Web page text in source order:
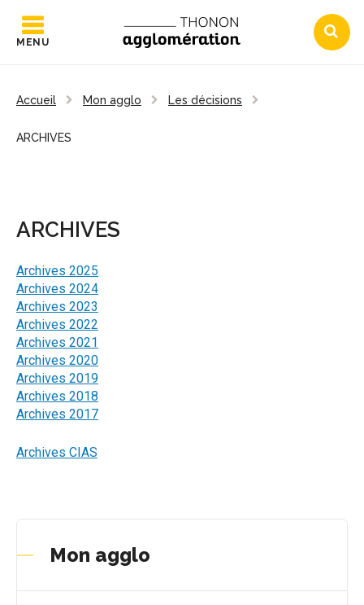
MENU
Accueil Mon agglo Les décisions
ARCHIVES
ARCHIVES
Archives 2025
Archives 2024
Archives 2023
Archives 2022
Archives 2021
Archives 2020
Archives 2019
Archives 2018
Archives 2017
Archives CIAS
Mon agglo